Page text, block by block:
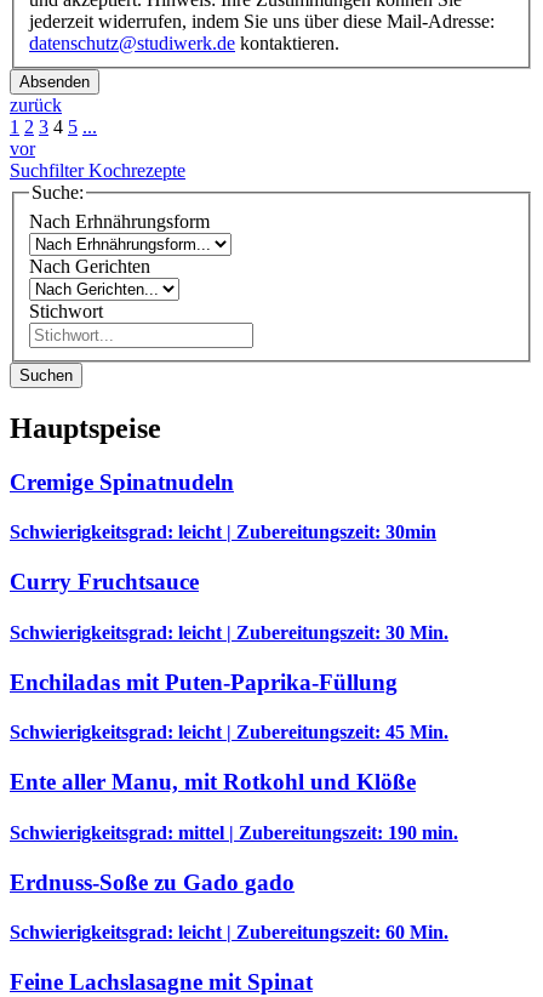
jederzeit widerrufen, indem Sie uns über diese Mail-Adresse:
datenschutz@studiwerk.de kontaktieren.
Absenden
zurück
1 2 3 4 5 ...
vor
Suchfilter Kochrezepte
Suche:
Nach Erhnährungsform
Nach Gerichten
Stichwort
Suchen
Hauptspeise
Cremige Spinatnudeln
Schwierigkeitsgrad: leicht | Zubereitungszeit: 30min
Curry Fruchtsauce
Schwierigkeitsgrad: leicht | Zubereitungszeit: 30 Min.
Enchiladas mit Puten-Paprika-Füllung
Schwierigkeitsgrad: leicht | Zubereitungszeit: 45 Min.
Ente aller Manu, mit Rotkohl und Klöße
Schwierigkeitsgrad: mittel | Zubereitungszeit: 190 min.
Erdnuss-Soße zu Gado gado
Schwierigkeitsgrad: leicht | Zubereitungszeit: 60 Min.
Feine Lachslasagne mit Spinat